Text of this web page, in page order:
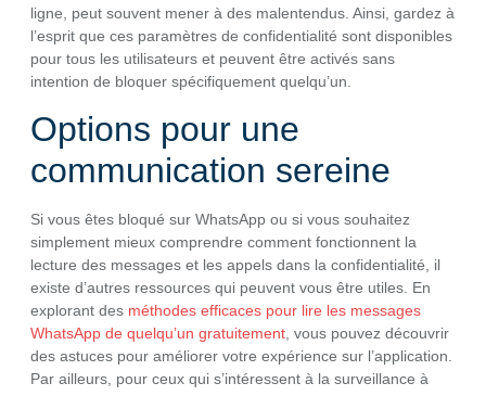
ligne, peut souvent mener à des malentendus. Ainsi, gardez à
l’esprit que ces paramètres de confidentialité sont disponibles
pour tous les utilisateurs et peuvent être activés sans
intention de bloquer spécifiquement quelqu’un.
Options pour une
communication sereine
Si vous êtes bloqué sur WhatsApp ou si vous souhaitez
simplement mieux comprendre comment fonctionnent la
lecture des messages et les appels dans la confidentialité, il
existe d’autres ressources qui peuvent vous être utiles. En
explorant des méthodes efficaces pour lire les messages
WhatsApp de quelqu’un gratuitement , vous pouvez découvrir
des astuces pour améliorer votre expérience sur l’application.
Par ailleurs, pour ceux qui s’intéressent à la surveillance à